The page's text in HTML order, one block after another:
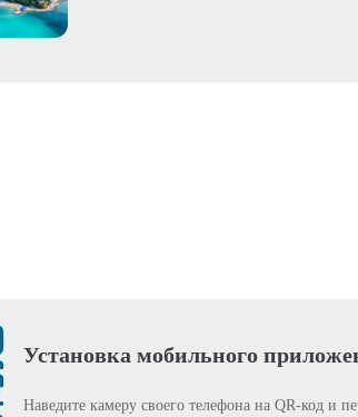
Установка мобильного
Наведите камеру своего телефона на QR-код и